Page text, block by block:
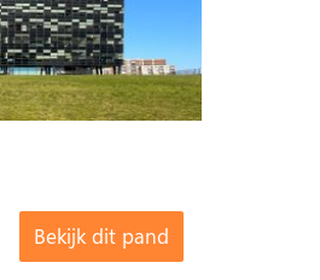
Bekijk dit pand